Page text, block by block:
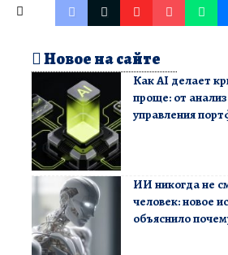
Новое на сайте
Как AI делает
проще: от
управления
ИИ никогда не
человек: новое
объяснило